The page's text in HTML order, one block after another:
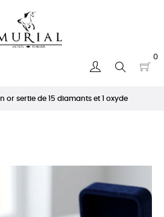
0
or sertie de 15 diamants et 1 oxyde